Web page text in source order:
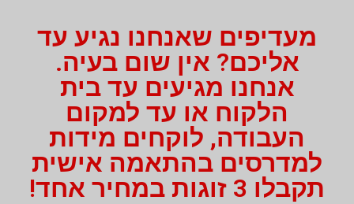
מעדיפים שאנחנו נגיע עד
אליכם? אין שום בעיה.
אנחנו מגיעים עד בית
הלקוח או עד למקום
העבודה, לוקחים מידות
למדרסים בהתאמה אישית
תקבלו 3 זוגות במחיר אחד!